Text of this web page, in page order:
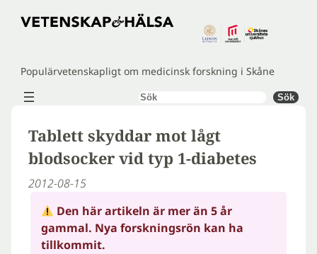
Hoppa
Populärvetenskapligt om medicinsk forskning i Skåne
Sök Sök
Tablett skyddar mot lågt
blodsocker vid typ 1-diabetes
2012-08-15
Den här artikeln är mer än 5 år
gammal. Nya forskningsrön kan ha
tillkommit.